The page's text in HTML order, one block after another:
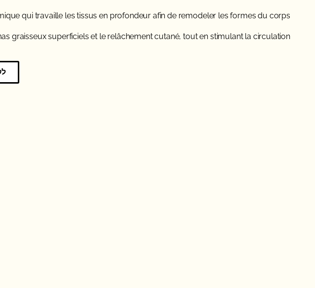
qui travaille les tissus en profondeur afin de remodeler les formes du corps.
graisseux superficiels et le relâchement cutané, tout en stimulant la circulation.